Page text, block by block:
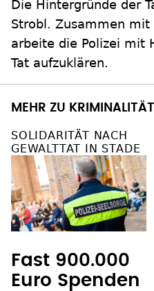
Die Hintergründe der
Strobl. Zusammen
arbeite die Polizei mit
Tat aufzuklären.
MEHR ZU KRIMINALITÄT
SOLIDARITÄT NACH
GEWALTTAT IN STADE
Fast 900.000
Euro Spenden